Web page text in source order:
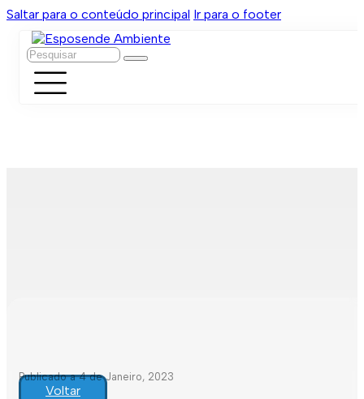
Saltar para o conteúdo principal Ir para o footer
Pesquisar
Publicado a 4 de Janeiro, 2023
Voltar